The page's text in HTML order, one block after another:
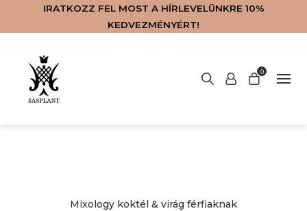
IRATKOZZ FEL MOST A HÍRLEVELÜNKRE 10%
KEDVEZMÉNYÉRT!
WEBSHOP
VIRÁGKÜLDÉS
LAKÁSKIEGÉSZÍTŐK
SZOLGÁLTATÁSOK
KAPCSOLAT
0
Mixology koktél & virág férfiaknak